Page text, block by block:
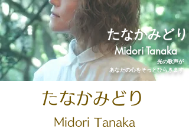
​たなかみどり
Midori Tanaka
光の歌声が
あなたの心をそっとひらきます
みどり音楽工房｜三島の音楽教室
たなかみどり
Midori Tanaka